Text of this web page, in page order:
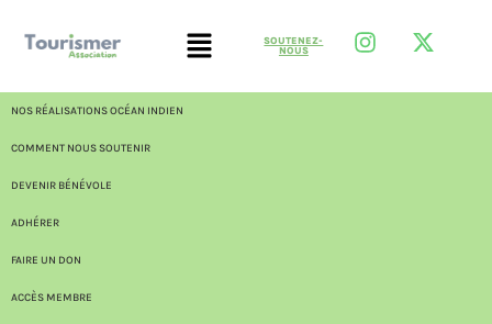
SOUTENEZ-
NOUS
NOS RÉALISATIONS OCÉAN INDIEN
COMMENT NOUS SOUTENIR
DEVENIR BÉNÉVOLE
ADHÉRER
FAIRE UN DON
ACCÈS MEMBRE